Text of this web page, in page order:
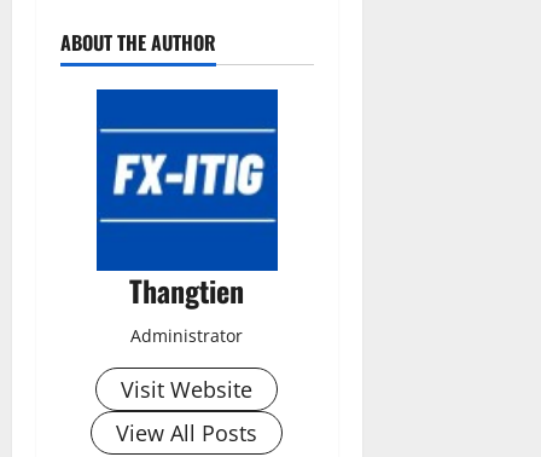
ABOUT THE AUTHOR
Thangtien
Administrator
Visit Website
View All Posts